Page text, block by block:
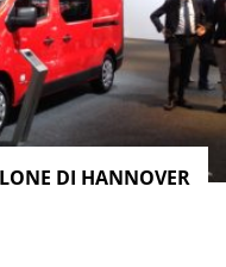
DI HANNOVER